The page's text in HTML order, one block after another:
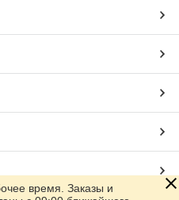
время. Заказы и